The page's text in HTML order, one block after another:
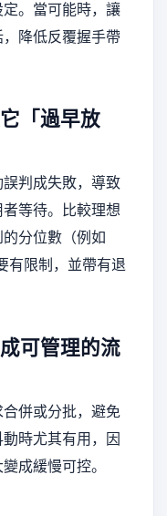
。當可能時，讓
降低反覆握手帶
「過早放
判成失敗，導致
等待。比較理想
分位數（例如
有限制，並帶有退
可管理的流
併或分批，避免
時尤其有用，因
成緩慢可控。